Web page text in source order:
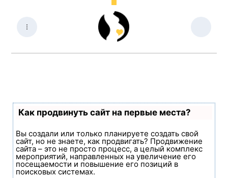
Как продвинуть сайт на первые места?
Вы создали или только планируете создать свой
сайт, но не знаете, как продвигать? Продвижение
сайта – это не просто процесс, а целый комплекс
мероприятий, направленных на увеличение его
посещаемости и повышение его позиций в
поисковых системах.